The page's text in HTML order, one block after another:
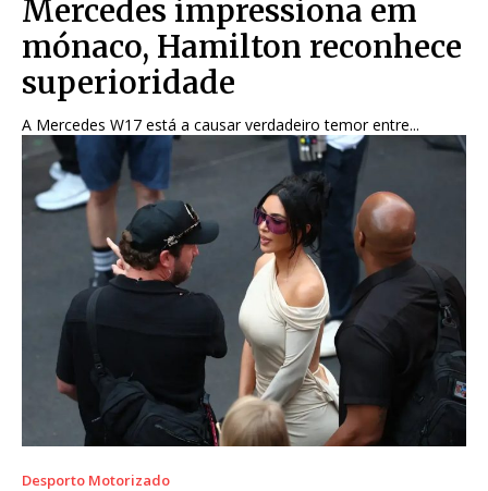
Mercedes impressiona em
mónaco, Hamilton reconhece
superioridade
A Mercedes W17 está a causar verdadeiro temor entre...
Desporto Motorizado